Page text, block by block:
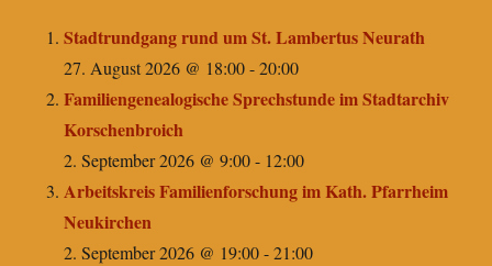
Stadtrundgang rund um St. Lambertus Neurath
27. August 2026 @ 18:00-20:00
Familiengenealogische Sprechstunde im Stadtarchiv
Korschenbroich
2. September 2026 @ 9:00- 12:00
Arbeitskreis Familienforschung im Kath. Pfarrheim
Neukirchen
2. September 2026 @ 19:00-21:00